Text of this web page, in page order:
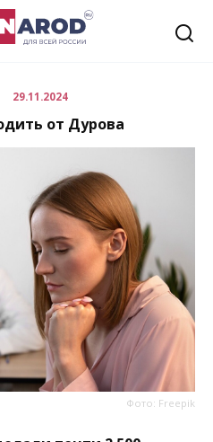
29.11.2024
от Дурова
Фото: Freepik